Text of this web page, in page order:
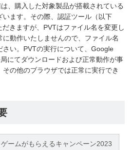
、購入した対象製品が搭載されている
ます。その際、認証ツール（以下
きますが、PVTはファイル名を変更し
動作いたしませんので、ファイル名
さい。PVTの実行について、Google
にてダウンロードおよび正常動作が事
の他のブラウザでは正常に実行でき
ームがもらえるキャンペーン2023